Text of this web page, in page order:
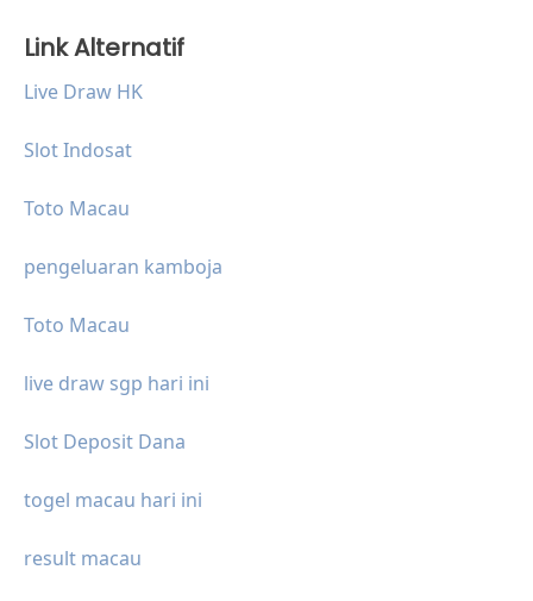
Link Alternatif
Live Draw HK
Slot Indosat
Toto Macau
pengeluaran kamboja
Toto Macau
live draw sgp hari ini
Slot Deposit Dana
togel macau hari ini
result macau